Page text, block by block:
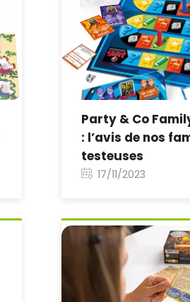
Party & Co
: l’avis de nos
testeuses
17/11/2023